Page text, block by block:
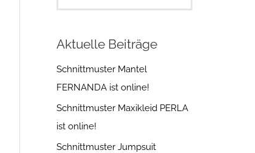
Aktuelle Beiträge
Schnittmuster Mantel
FERNANDA ist online!
Schnittmuster Maxikleid PERLA
ist online!
Schnittmuster Jumpsuit